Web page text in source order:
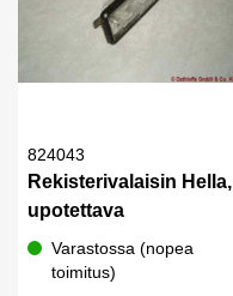
824043
Rekisterivalaisin Hella,
upotettava
Varastossa (nopea
toimitus)